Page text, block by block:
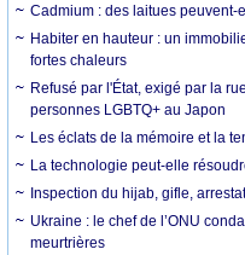
Cadmium : des laitues
Habiter en hauteur : un
fortes chaleurs
Refusé par l'État, exigé par la
personnes LGBTQ+ au Japon
Les éclats de la mémoire et la
La technologie peut-elle
Inspection du hijab, gifle,
Ukraine : le chef de l’ONU
meurtrières